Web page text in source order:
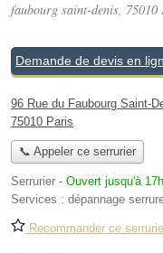
faubourg saint-denis, 75010
Demande de devis en
96 Rue du Faubourg Saint-
75010 Paris
📞 Appeler ce serrurier
Serrurier - Ouvert jusqu'à 17h
Services : dépannage
Recommander ce